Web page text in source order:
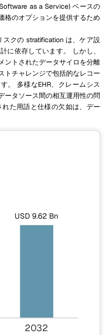
as a Service) ベースの
格のオプションを提供するため
スクの stratification は、ケア設
に依存しています。 しかし、
ントされたデータサイロを分離
トチャレンジで包括的なレコー
。 多様なEHR、クレームシス
ータソース間の相互運用性の問
た用語と仕様の欠如は、デー
USD 9.62 Bn
2032